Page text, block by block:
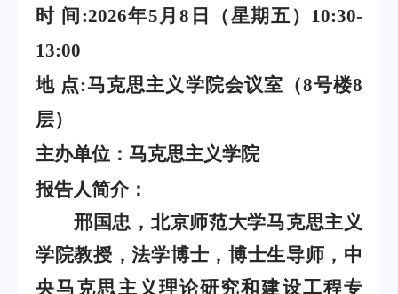
时 间 :2026年5月8 日 （星期五 ） 10:30-
13:00
地 点:马克思主义学院会议室（8号楼8
层）
主办单位 ： 马克思主义学院
报告人简介 ：
邢国忠，北京师范大学马克思主义
学院教授，法学博士，博士生导师，中
央马克思主义理论研究和建设工程专